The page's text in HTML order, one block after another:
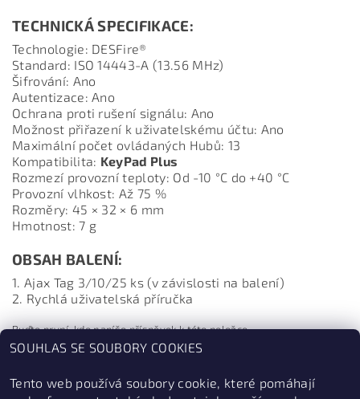
TECHNICKÁ SPECIFIKACE:
Technologie: DESFire®
Standard: ISO 14443-A (13.56 MHz)
Šifrování: Ano
Autentizace: Ano
Ochrana proti rušení signálu: Ano
Možnost přiřazení k uživatelskému účtu: Ano
Maximální počet ovládaných Hubů: 13
Kompatibilita: KeyPad Plus
Rozmezí provozní teploty: Od -10 °C do +40 °C
Provozní vlhkost: Až 75 %
Rozměry: 45 × 32 × 6 mm
Hmotnost: 7 g
OBSAH BALENÍ:
1. Ajax Tag 3/10/25 ks (v závislosti na balení)
2. Rychlá uživatelská příručka
Buďte první, kdo napíše příspěvek k této položce.
SOUHLAS SE SOUBORY COOKIES
Tento web používá soubory cookie, které pomáhají